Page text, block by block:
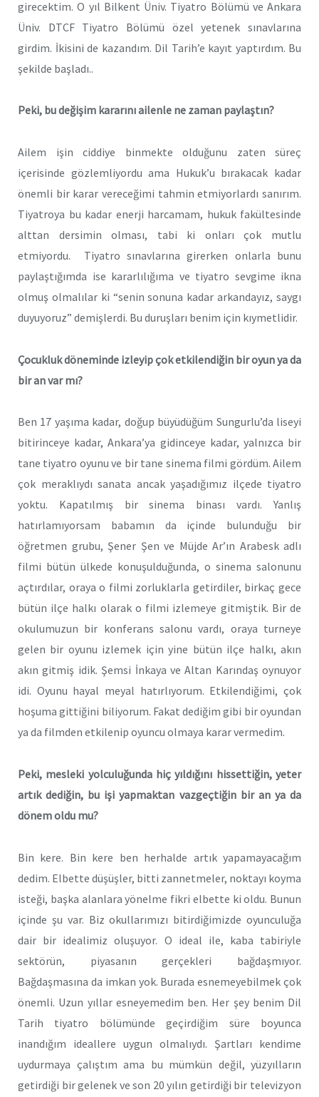
girecektim. O yıl Bilkent Üniv. Tiyatro Bölümü ve Ankara
Üniv. DTCF Tiyatro Bölümü özel yetenek sınavlarına
girdim. İkisini de kazandım. Dil Tarih’e kayıt yaptırdım. Bu
şekilde başladı..
Peki, bu değişim kararını ailenle ne zaman paylaştın?
Ailem işin ciddiye binmekte olduğunu zaten süreç
içerisinde gözlemliyordu ama Hukuk’u bırakacak kadar
önemli bir karar vereceğimi tahmin etmiyorlardı sanırım.
Tiyatroya bu kadar enerji harcamam, hukuk fakültesinde
alttan dersimin olması, tabi ki onları çok mutlu
etmiyordu. Tiyatro sınavlarına girerken onlarla bunu
paylaştığımda ise kararlılığıma ve tiyatro sevgime ikna
olmuş olmalılar ki “senin sonuna kadar arkandayız, saygı
duyuyoruz” demişlerdi. Bu duruşları benim için kıymetlidir.
Çocukluk döneminde izleyip çok etkilendiğin bir oyun ya da
bir an var mı?
Ben 17 yaşıma kadar, doğup büyüdüğüm Sungurlu’da liseyi
bitirinceye kadar, Ankara’ya gidinceye kadar, yalnızca bir
tane tiyatro oyunu ve bir tane sinema filmi gördüm. Ailem
çok meraklıydı sanata ancak yaşadığımız ilçede tiyatro
yoktu. Kapatılmış bir sinema binası vardı. Yanlış
hatırlamıyorsam babamın da içinde bulunduğu bir
öğretmen grubu, Şener Şen ve Müjde Ar’ın Arabesk adlı
filmi bütün ülkede konuşulduğunda, o sinema salonunu
açtırdılar, oraya o filmi zorluklarla getirdiler, birkaç gece
bütün ilçe halkı olarak o filmi izlemeye gitmiştik. Bir de
okulumuzun bir konferans salonu vardı, oraya turneye
gelen bir oyunu izlemek için yine bütün ilçe halkı, akın
akın gitmiş idik. Şemsi İnkaya ve Altan Karındaş oynuyor
idi. Oyunu hayal meyal hatırlıyorum. Etkilendiğimi, çok
hoşuma gittiğini biliyorum. Fakat dediğim gibi bir oyundan
ya da filmden etkilenip oyuncu olmaya karar vermedim.
Peki, mesleki yolculuğunda hiç yıldığını hissettiğin, yeter
artık dediğin, bu işi yapmaktan vazgeçtiğin bir an ya da
dönem oldu mu?
Bin kere. Bin kere ben herhalde artık yapamayacağım
dedim. Elbette düşüşler, bitti zannetmeler, noktayı koyma
isteği, başka alanlara yönelme fikri elbette ki oldu. Bunun
içinde şu var. Biz okullarımızı bitirdiğimizde oyunculuğa
dair bir idealimiz oluşuyor. O ideal ile, kaba tabiriyle
sektörün, piyasanın gerçekleri bağdaşmıyor.
Bağdaşmasına da imkan yok. Burada esnemeyebilmek çok
önemli. Uzun yıllar esneyemedim ben. Her şey benim Dil
Tarih tiyatro bölümünde geçirdiğim süre boyunca
inandığım ideallere uygun olmalıydı. Şartları kendime
uydurmaya çalıştım ama bu mümkün değil, yüzyılların
getirdiği bir gelenek ve son 20 yılın getirdiği bir televizyon